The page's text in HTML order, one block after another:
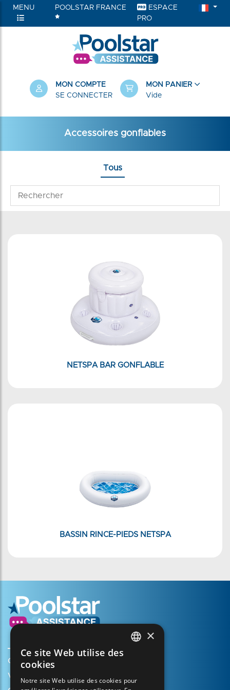
MENU POOLSTAR FRANCE
ESPACE
PRO
MON COMPTE
SE CONNECTER
MON PANIER
Vide
Accessoires gonflables
Tous
NETSPA BAR GONFLABLE
BASSIN RINCE-PIEDS NETSPA
Créer mon compte
Votre panier
FRENCH
×
Ce site Web utilise des
cookies
Notre site Web utilise des cookies pour